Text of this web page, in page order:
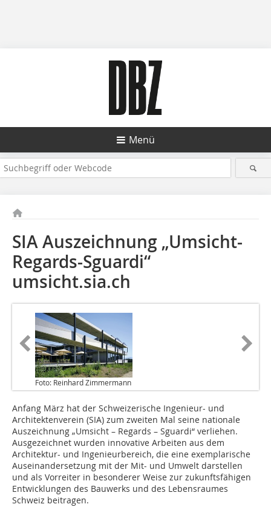
Menü
SIA Auszeichnung „Umsicht-
Regards-Sguardi“
umsicht.sia.ch
Foto: Reinhard Zimmermann
Anfang März hat der Schweizerische Ingenieur- und
Architektenverein (SIA) zum zweiten Mal seine nationale
Auszeichnung „Umsicht – Regards – Sguardi“ verliehen.
Ausgezeichnet wurden innovative Arbeiten aus dem
Architektur- und Ingenieurbereich, die eine exemplarische
Auseinandersetzung mit der Mit- und Umwelt darstellen
und als Vorreiter in besonderer Weise zur zukunftsfähigen
Entwicklungen des Bauwerks und des Lebensraumes
Schweiz beitragen.